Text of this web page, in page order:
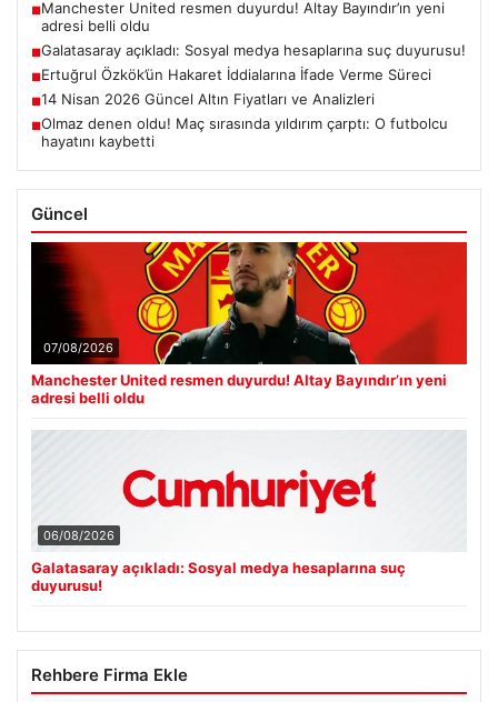
■Manchester United resmen duyurdu! Altay Bayındır’ın yeni
adresi belli oldu
■Galatasaray açıkladı: Sosyal medya hesaplarına suç duyurusu!
■Ertuğrul Özkök’ün Hakaret İddialarına İfade Verme Süreci
■14 Nisan 2026 Güncel Altın Fiyatları ve Analizleri
■Olmaz denen oldu! Maç sırasında yıldırım çarptı: O futbolcu
hayatını kaybetti
Güncel
07/08/2026
Manchester United resmen duyurdu! Altay Bayındır’ın yeni
adresi belli oldu
06/08/2026
Galatasaray açıkladı: Sosyal medya hesaplarına suç
duyurusu!
Rehbere Firma Ekle